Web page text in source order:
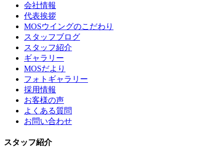
会社情報
代表挨拶
MOSウイングのこだわり
スタッフブログ
スタッフ紹介
ギャラリー
MOSだより
フォトギャラリー
採用情報
お客様の声
よくある質問
お問い合わせ
スタッフ紹介